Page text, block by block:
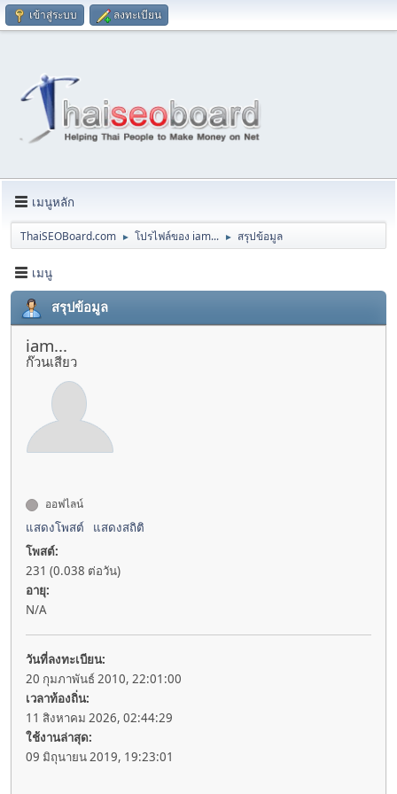
เข้าสู่ระบบ ลงทะเบียน
เมนูหลัก
ThaiSEOBoard.com ► โปรไฟล์ของ iam... ► สรุปข้อมูล
เมนู
สรุปข้อมูล
iam...
ก๊วนเสียว
ออฟไลน์
แสดงโพสต์
แสดงสถิติ
โพสต์:
231 (0.038 ต่อวัน)
อายุ:
N/A
วันที่ลงทะเบียน:
20 กุมภาพันธ์ 2010, 22:01:00
เวลาท้องถิ่น:
11 สิงหาคม 2026, 02:44:29
ใช้งานล่าสุด:
09 มิถุนายน 2019, 19:23:01